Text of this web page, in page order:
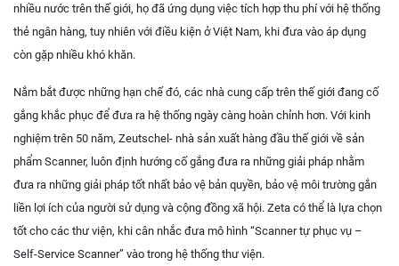
nhiều nước trên thế giới, họ đã ứng dụng việc tích hợp thu phí với hệ thống
thẻ ngân hàng, tuy nhiên với điều kiện ở Việt Nam, khi đưa vào áp dụng
còn gặp nhiều khó khăn.
Nắm bắt được những hạn chế đó, các nhà cung cấp trên thế giới đang cố
gắng khắc phục để đưa ra hệ thống ngày càng hoàn chỉnh hơn. Với kinh
nghiệm trên 50 năm, Zeutschel- nhà sản xuất hàng đầu thế giới về sản
phẩm Scanner, luôn định hướng cố gắng đưa ra những giải pháp nhằm
đưa ra những giải pháp tốt nhất bảo vệ bản quyền, bảo vệ môi trường gắn
liền lợi ích của người sử dụng và cộng đồng xã hội. Zeta có thể là lựa chọn
tốt cho các thư viện, khi cân nhắc đưa mô hình “Scanner tự phục vụ –
Self-Service Scanner” vào trong hệ thống thư viện.